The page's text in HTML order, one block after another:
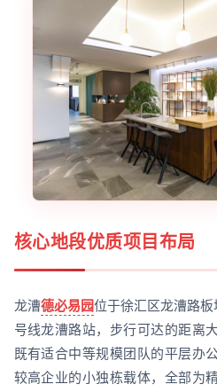
核心地段优质项目布局
龙漕德必易园位于徐汇区龙漕路
号线龙漕路站，步行可达的距离
既有适合中等规模团队的平层办
较高企业的小独栋载体，全部为